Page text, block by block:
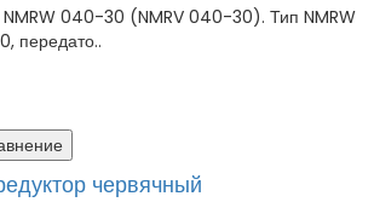
NMRW 040-30 (NMRV 040-30). Тип NMRW
передато..
червячный